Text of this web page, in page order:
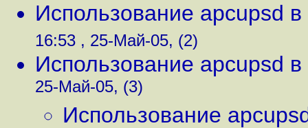
Использование apcupsd в
16:53 , 25-Май-05, (2)
Использование apcupsd в
25-Май-05, (3)
Использование